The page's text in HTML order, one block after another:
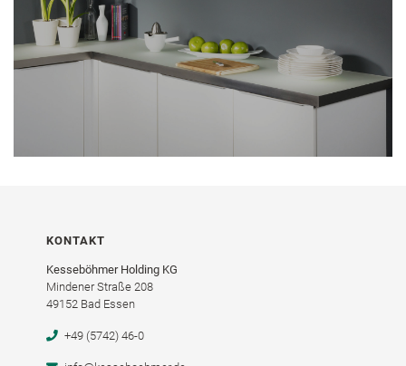
KONTAKT
Kesseböhmer Holding KG
Mindener Straße 208
49152 Bad Essen
+49 (5742) 46-0